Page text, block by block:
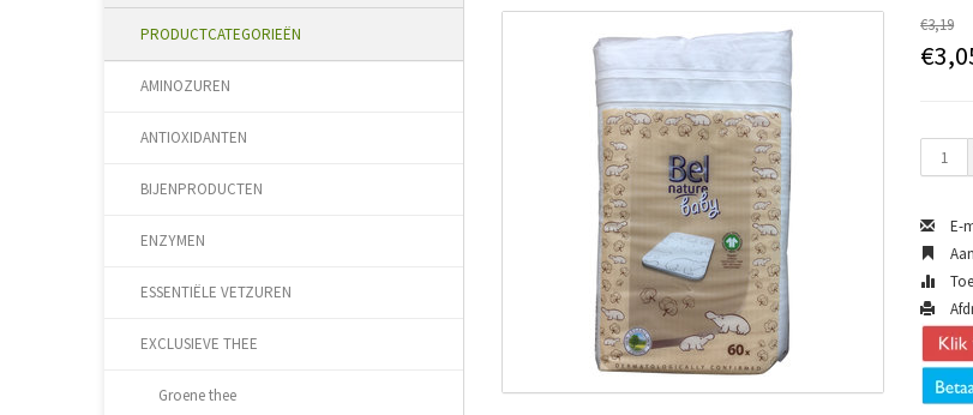
PRODUCTCATEGORIEËN
AMINOZUREN
ANTIOXIDANTEN
BIJENPRODUCTEN
ENZYMEN
ESSENTIËLE VETZUREN
EXCLUSIEVE THEE
Groene thee
€3,19
E-